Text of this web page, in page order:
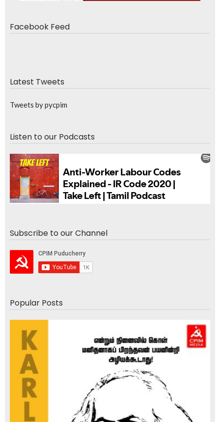
Facebook Feed
Latest Tweets
Tweets by pycpim
Listen to our Podcasts
Subscribe to our Channel
Popular Posts